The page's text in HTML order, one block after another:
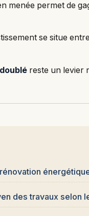
menée permet de
se situe entre
reste un levier
des travaux selon